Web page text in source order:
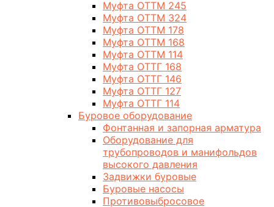
Муфта ОТТМ 245
Муфта ОТТМ 324
Муфта ОТТМ 178
Муфта ОТТМ 168
Муфта ОТТМ 114
Муфта ОТТГ 168
Муфта ОТТГ 146
Муфта ОТТГ 127
Муфта ОТТГ 114
Буровое оборудование
Фонтанная и запорная арматура
Оборудование для
трубопроводов и манифольдов
высокого давления
Задвижки буровые
Буровые насосы
Противовыбросовое